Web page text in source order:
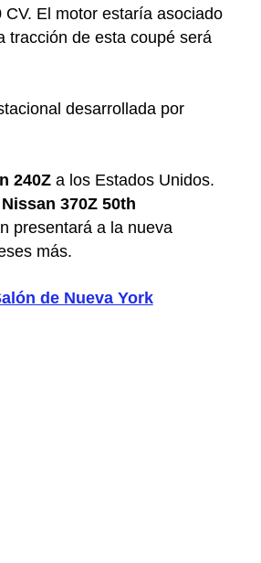
El motor estaría asociado
tracción de esta coupé será
desarrollada por
240Z a los Estados Unidos.
Nissan 370Z 50th
presentará a la nueva
más.
de Nueva York